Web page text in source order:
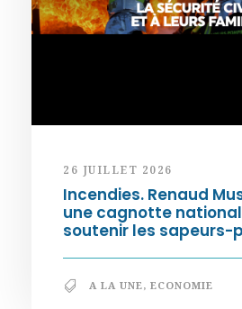
26 JUILLET 2026
Incendies. Renaud
une cagnotte
soutenir les sapeurs-
A LA UNE, ECONOMIE